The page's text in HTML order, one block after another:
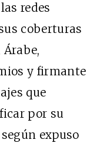
redes
coberturas
y firmante
que
por su
expuso